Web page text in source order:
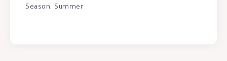
Season: Summer